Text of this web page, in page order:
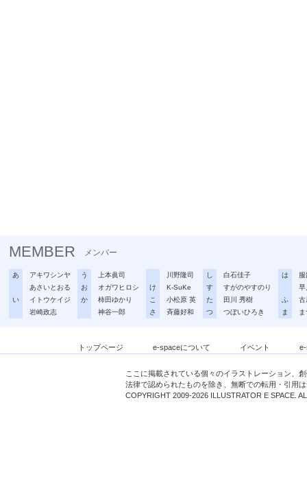
MEMBER メンバー
あ
アキワシンヤ
あさいとおる
い
イトウケイジ
岩崎政志
う
上本眞司
お
オガワヒロシ
か
柿田ゆかり
神谷一郎
川野隆司
け
K-SuKe
こ
小松原 英
さ
斉藤好和
し
白石佳子
す
すがのやすのり
た
田川 秀樹
つ
つぼいひろき
は
早
ふ
古
ま
トップページ e-spaceについて イベント
ここに掲載されている個々のイラストレーション、
法律で認められたものを除き、無断での転用・引用
COPYRIGHT 2009-2026 ILLUSTRATOR E SPACE.